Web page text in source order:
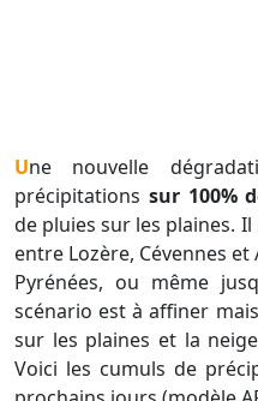
Une nouvelle dégradation devrait apporter des
précipitations sur 100%
de pluies sur les plaines.
entre Lozère, Cévennes
Pyrénées, ou même
scénario est à affiner
sur les plaines et la
Voici les cumuls de